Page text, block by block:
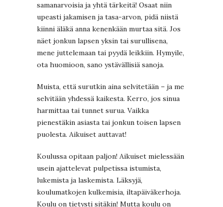
samanarvoisia ja yhtä tärkeitä! Osaat niin
upeasti jakamisen ja tasa-arvon, pidä niistä
kiinni äläkä anna kenenkään murtaa sitä. Jos
näet jonkun lapsen yksin tai surullisena,
mene juttelemaan tai pyydä leikkiin. Hymyile,
ota huomioon, sano ystävällisiä sanoja.
Muista, että surutkin aina selvitetään – ja me
selvitään yhdessä kaikesta. Kerro, jos sinua
harmittaa tai tunnet surua. Vaikka
pienestäkin asiasta tai jonkun toisen lapsen
puolesta. Aikuiset auttavat!
Koulussa opitaan paljon! Aikuiset mielessään
usein ajattelevat pulpetissa istumista,
lukemista ja laskemista. Läksyjä,
koulumatkojen kulkemisia, iltapäiväkerhoja.
Koulu on tietysti sitäkin! Mutta koulu on